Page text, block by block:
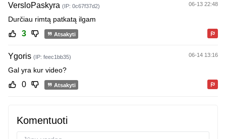
VersloPaskyra (IP: 0c67f37d2) 06-13 22:48
Durčiau rimtą patkatą ilgam
3 Atsakyti
Ygoris (IP: feec1bb35) 06-14 13:16
Gal yra kur video?
0 Atsakyti
Komentuoti